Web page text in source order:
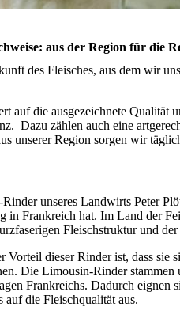
aus der Region für die
des Fleisches, aus dem wir
auf die ausgezeichnete Qualität
Dazu zählen auch eine
unserer Region sorgen wir
unseres Landwirts Peter
in Frankreich hat. Im Land der
Fleischstruktur und
Vorteil dieser Rinder ist, dass
Die Limousin-Rinder stammen
Frankreichs. Dadurch eignen
auf die Fleischqualität aus.